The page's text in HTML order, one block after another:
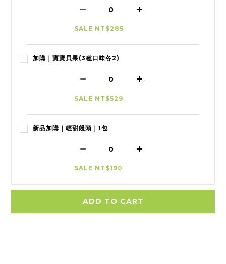
SALE NT$285
加購｜寶寶貝果(3種口味各2)
SALE NT$529
新品加購｜輕甜饅頭｜1包
SALE NT$190
ADD TO CART